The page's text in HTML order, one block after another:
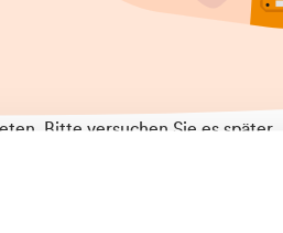
Bitte versuchen Sie es später